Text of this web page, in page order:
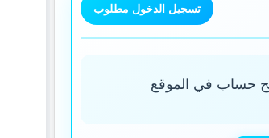
تسجيل الدخول مطلوب
حساب في الموقع